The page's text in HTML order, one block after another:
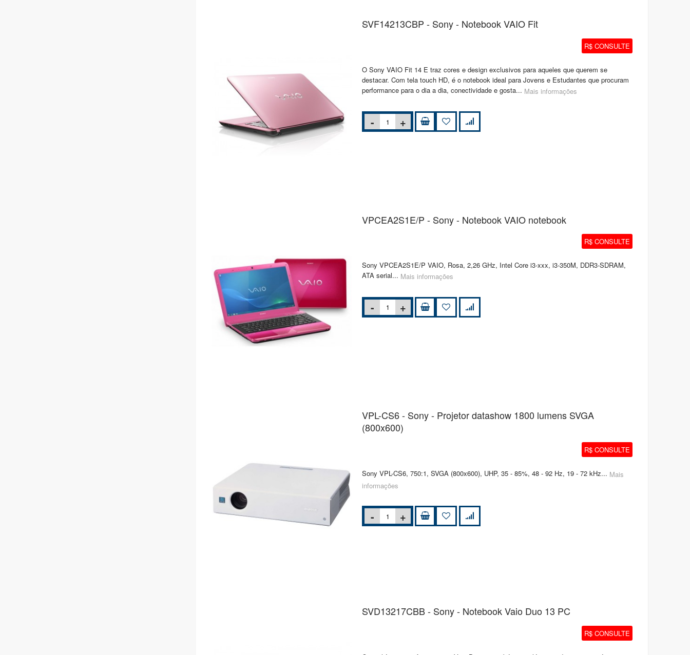
SVF14213CBP - Sony - Notebook VAIO Fit
R$ CONSULTE
O Sony VAIO Fit 14 E traz cores e design exclusivos para aqueles que querem se
destacar. Com tela touch HD, é o notebook ideal para Jovens e Estudantes que procuram
performance para o dia a dia, conectividade e gosta... Mais informações
VPCEA2S1E/P - Sony - Notebook VAIO notebook
R$ CONSULTE
Sony VPCEA2S1E/P VAIO, Rosa, 2,26 GHz, Intel Core i3-xxx, i3-350M, DDR3-SDRAM,
ATA serial... Mais informações
VPL-CS6 - Sony - Projetor datashow 1800 lumens SVGA
(800x600)
R$ CONSULTE
Sony VPL-CS6, 750:1, SVGA (800x600), UHP, 35 - 85%, 48 - 92 Hz, 19 - 72 kHz... Mais
informações
SVD13217CBB - Sony - Notebook Vaio Duo 13 PC
R$ CONSULTE